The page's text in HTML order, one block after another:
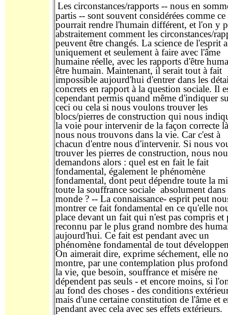
Les circonstances/rapports -- nous en
partis -- sont souvent considérées comme
pourrait rendre l'humain différent, et l'on y
abstraitement comment les circonstances/
peuvent être changés. La science de l'esprit a
uniquement et seulement à faire avec l'âme
humaine réelle, avec les rapports d'être
être humain. Maintenant, il serait tout à fait
impossible aujourd'hui d'entrer dans les
concrets en rapport à la question sociale. Il
cependant permis quand même d'indiquer
ceci ou cela si nous voulons trouver les
blocs/pierres de construction qui nous
la voie pour intervenir de la façon correcte
nous nous trouvons dans la vie. Car c'est à
chacun d'entre nous d'intervenir. Si nous
trouver les pierres de construction, nous
demandons alors : quel est en fait le fait
fondamental, également le phénomène
fondamental, dont peut dépendre toute la
toute la souffrance sociale absolument dans
monde ? -- La connaissance- esprit peut
montrer ce fait fondamental en ce qu'elle
place devant un fait qui n'est pas compris et
reconnu par le plus grand nombre des
aujourd'hui. Ce fait est pendant avec un
phénomène fondamental de tout
On aimerait dire, exprime séchement, elle
montre, par une contemplation plus
la vie, que besoin, souffrance et misère ne
dépendent pas seuls - et encore moins, si
au fond des choses - des conditions
mais d'une certaine constitution de l'âme et
pendant avec cela avec ses effets extérieurs.